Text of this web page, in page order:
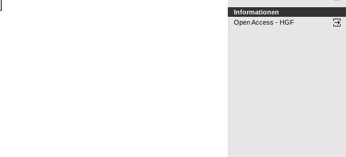
Informationen
Open Access - HGF